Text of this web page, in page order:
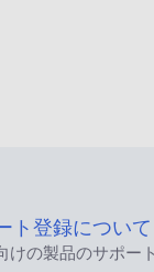
ト登録について
けの製品のサポー